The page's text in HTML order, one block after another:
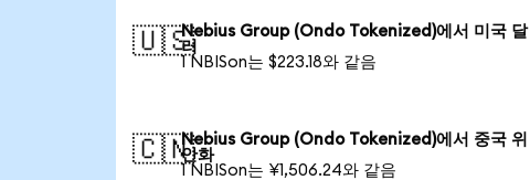
🇺🇸Nebius Group (Ondo Tokenized)에서 미국 달
러
1 NBISon는 $223.18와 같음
🇨🇳Nebius Group (Ondo Tokenized)에서 중국 위
안화
1 NBISon는 ¥1,506.24와 같음